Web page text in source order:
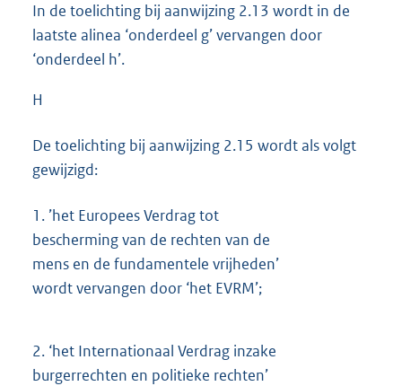
In de toelichting bij aanwijzing 2.13 wordt in de
laatste alinea ‘onderdeel g’ vervangen door
‘onderdeel h’.
H
De toelichting bij aanwijzing 2.15 wordt als volgt
gewijzigd:
1. ’het Europees Verdrag tot
bescherming van de rechten van de
mens en de fundamentele vrijheden’
wordt vervangen door ‘het EVRM’;
2. ‘het Internationaal Verdrag inzake
burgerrechten en politieke rechten’